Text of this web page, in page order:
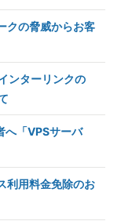
クの脅威からお客
ンターリンクの
へ「VPSサーバ
利用料金免除のお